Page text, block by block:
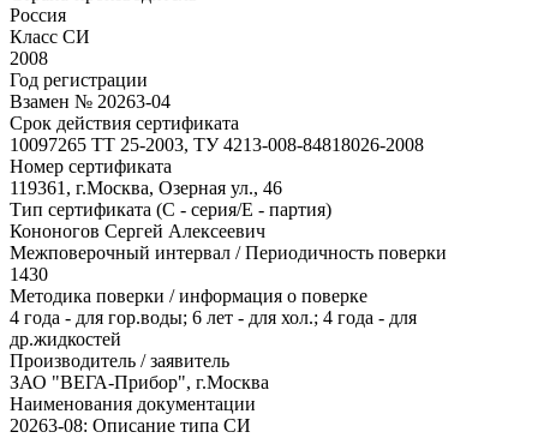
Россия
Класс СИ
2008
Год регистрации
Взамен № 20263-04
Срок действия сертификата
10097265 ТТ 25-2003, ТУ 4213-008-84818026-2008
Номер сертификата
119361, г.Москва, Озерная ул., 46
Тип сертификата (C - серия/E - партия)
Кононогов Сергей Алексеевич
Межповерочный интервал / Периодичность поверки
1430
Методика поверки / информация о поверке
4 года - для гор.воды; 6 лет - для хол.; 4 года - для
др.жидкостей
Производитель / заявитель
ЗАО "ВЕГА-Прибор", г.Москва
Наименования документации
20263-08: Описание типа СИ